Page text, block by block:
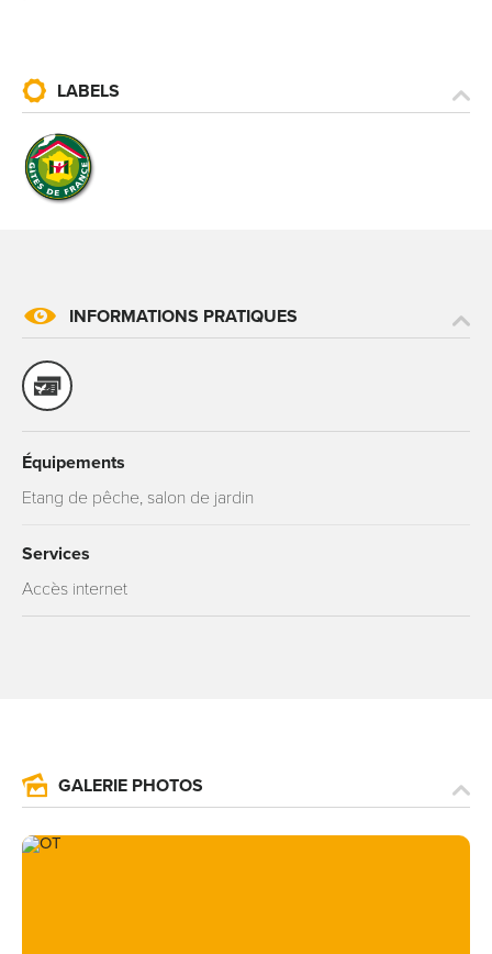
LABELS
INFORMATIONS PRATIQUES
Équipements
Etang de pêche, salon de jardin
Services
Accès internet
GALERIE PHOTOS